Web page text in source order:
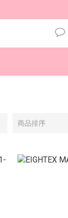
商品排序